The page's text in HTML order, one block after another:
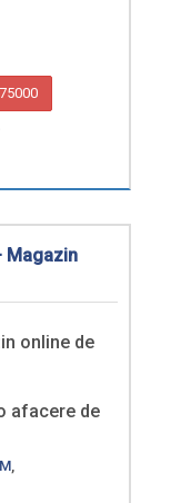
Magazin
online de
afacere de